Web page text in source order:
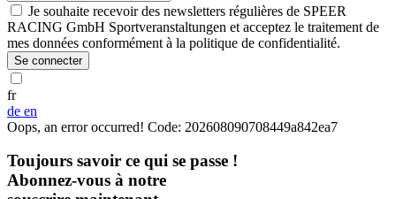
Je souhaite recevoir des newsletters régulières de SPEER
RACING GmbH Sportveranstaltungen et acceptez le traitement de
mes données conformément à la politique de confidentialité.
Se connecter
fr
de en
Oops, an error occurred! Code: 202608090708449a842ea7
Toujours savoir ce qui se passe !
Abonnez-vous à notre